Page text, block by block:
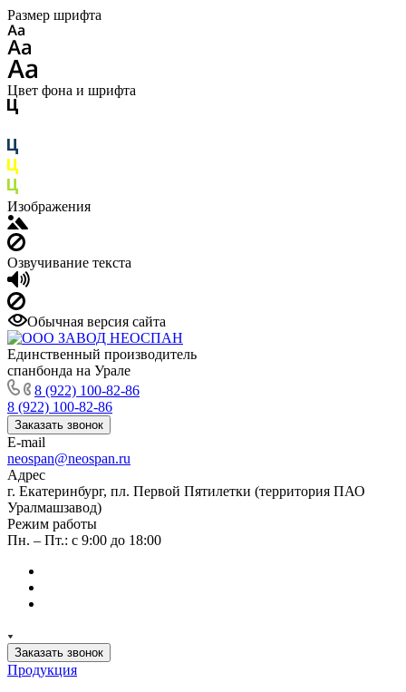
Размер шрифта
Цвет фона и шрифта
Изображения
Озвучивание текста
Обычная версия сайта
Единственный производитель
спанбонда на Урале
8 (922) 100-82-86
8 (922) 100-82-86
Заказать звонок
E-mail
neospan@neospan.ru
Адрес
г. Екатеринбург, пл. Первой Пятилетки (территория ПАО
Уралмашзавод)
Режим работы
Пн. – Пт.: с 9:00 до 18:00
Заказать звонок
Продукция